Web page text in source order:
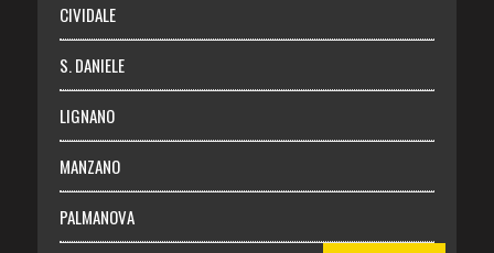
CIVIDALE
S. DANIELE
LIGNANO
MANZANO
PALMANOVA